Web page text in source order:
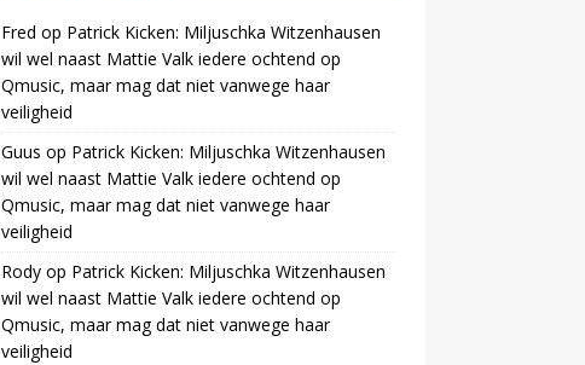
Fred op Patrick Kicken: Miljuschka Witzenhausen
wil wel naast Mattie Valk iedere ochtend op
Qmusic, maar mag dat niet vanwege haar
veiligheid
Guus op Patrick Kicken: Miljuschka Witzenhausen
wil wel naast Mattie Valk iedere ochtend op
Qmusic, maar mag dat niet vanwege haar
veiligheid
Rodyop Patrick Kicken: Miljuschka Witzenhausen
wil wel naast Mattie Valk iedere ochtend op
Qmusic, maar mag dat niet vanwege haar
veiligheid